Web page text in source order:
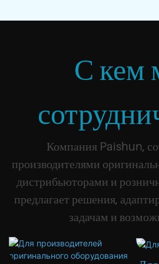
С кем
Компания Paishun,
производителями
дистрибьюторами и
предлагает решения,
задачам и